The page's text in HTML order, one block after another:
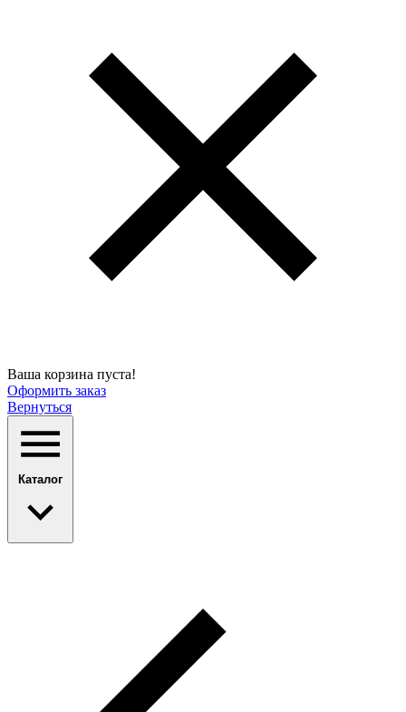
Ваша корзина пуста!
Оформить заказ
Вернуться
Каталог